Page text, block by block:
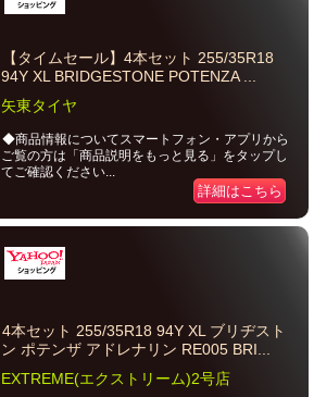
【タイムセール】4本セット 255/35R18
94Y XL BRIDGESTONE POTENZA ...
矢東タイヤ
◆商品情報についてスマートフォン・アプリから
ご覧の方は「商品説明をもっと見る」をタップし
てご確認ください...
詳細はこちら
4本セット 255/35R18 94Y XL ブリヂスト
ン ポテンザ アドレナリン RE005 BRI...
EXTREME(エクストリーム)2号店